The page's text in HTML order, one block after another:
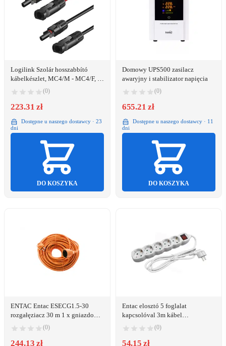
Logilink Szolár hosszabbító
kábelkészlet, MC4/M - MC4/F, 6
mm2, CU, 7,5 m (PHC0104)
(0)
223.31 zł
Dostępne u naszego dostawcy · 23
dni
DO KOSZYKA
Domowy UPS500 zasilacz
awaryjny i stabilizator napięcia
(0)
655.21 zł
Dostępne u naszego dostawcy · 11
dni
DO KOSZYKA
ENTAC Entac ESECG1.5-30
rozgałęziacz 30 m 1 x gniazdo
sieciowe Wewnętrzna
Pomarańczowy
(0)
244.13 zł
Entac elosztó 5 foglalat
kapcsolóval 3m kábel
(ESE1.5G5-3-SW)
(0)
54.15 zł